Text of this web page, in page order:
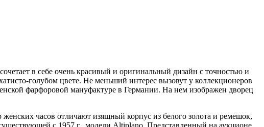
в себе очень красивый и оригинальный дизайн с точностью и
голубом цвете. Не меньший интерес вызовут у коллекционеров
фарфоровой мануфактуре в Германии. На нем изображен дворец
часов отличают изящный корпус из белого золота и ремешок,
с 1957 г., модели Altiplano. Представленный на аукционе